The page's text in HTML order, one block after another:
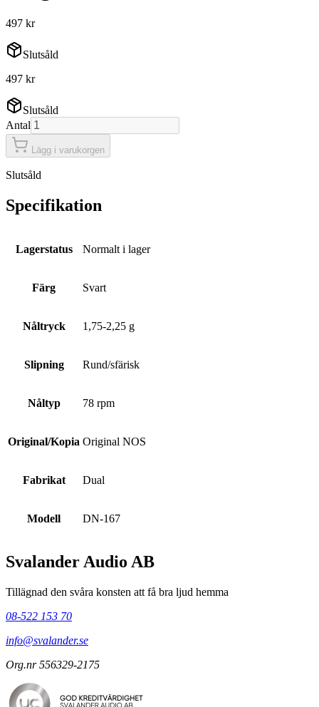
497 kr
Slutsåld
497 kr
Slutsåld
Antal
Lägg i varukorgen
Slutsåld
Specifikation
Lagerstatus Normalt i lager
Färg Svart
Nåltryck 1,75-2,25 g
Slipning Rund/sfärisk
Nåltyp 78 rpm
Original/Kopia Original NOS
Fabrikat Dual
Modell DN-167
Svalander Audio AB
Tillägnad den svåra konsten att få bra ljud hemma
08-522 153 70
info@svalander.se
Org.nr 556329-2175